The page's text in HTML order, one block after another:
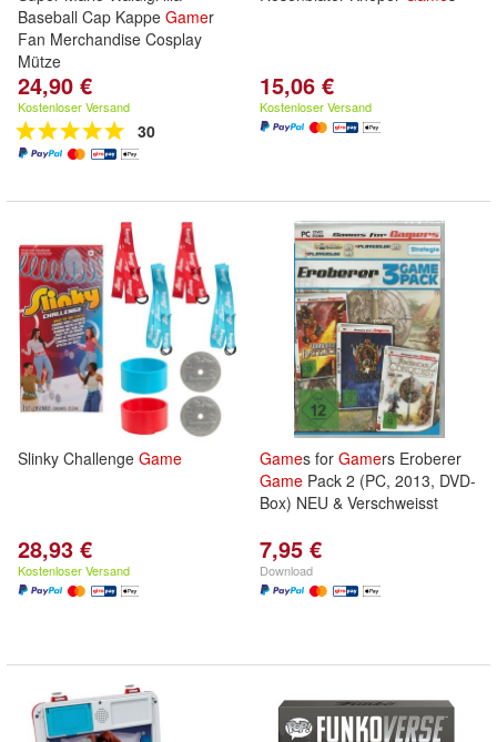
Baseball Cap Kappe Gamer
Fan Merchandise Cosplay
Mütze
24,90 €
Kostenloser Versand
30
15,06 €
Kostenloser Versand
Slinky Challenge Game
28,93 €
Kostenloser Versand
Games for Gamers Eroberer
Game Pack 2 (PC, 2013, DVD-
Box) NEU & Verschweisst
7,95 €
Download